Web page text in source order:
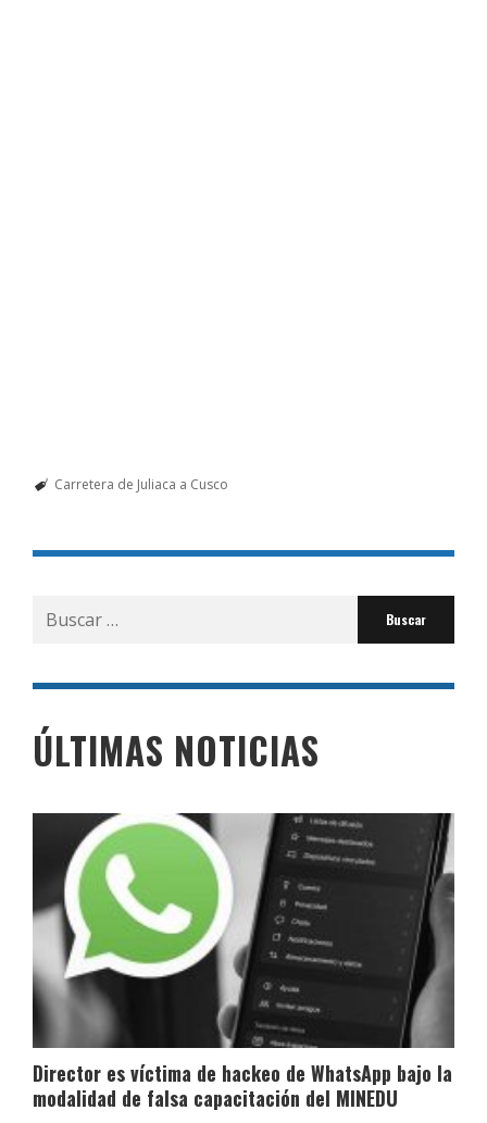
Carretera de Juliaca a Cusco
Buscar
por:
ÚLTIMAS NOTICIAS
Director es víctima de hackeo de WhatsApp bajo la
modalidad de falsa capacitación del MINEDU